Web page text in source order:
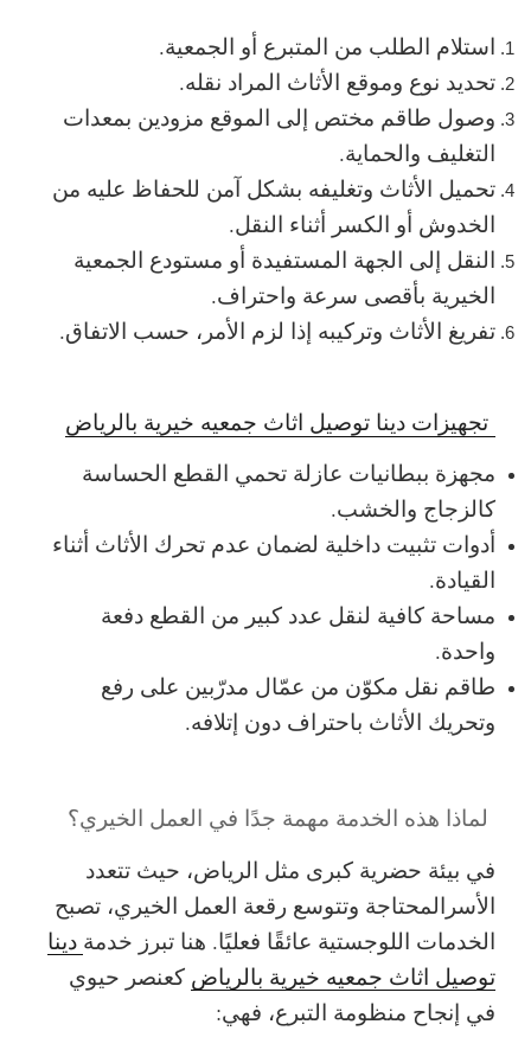
استلام الطلب من المتبرع أو الجمعية.
تحديد نوع وموقع الأثاث المراد نقله.
وصول طاقم مختص إلى الموقع مزودين بمعدات
التغليف والحماية.
تحميل الأثاث وتغليفه بشكل آمن للحفاظ عليه من
الخدوش أو الكسر أثناء النقل.
النقل إلى الجهة المستفيدة أو مستودع الجمعية
الخيرية بأقصى سرعة واحتراف.
تفريغ الأثاث وتركيبه إذا لزم الأمر، حسب الاتفاق.
تجهيزات دينا توصيل اثاث جمعيه خيرية بالرياض
مجهزة ببطانيات عازلة تحمي القطع الحساسة
كالزجاج والخشب.
أدوات تثبيت داخلية لضمان عدم تحرك الأثاث أثناء
القيادة.
مساحة كافية لنقل عدد كبير من القطع دفعة
واحدة.
طاقم نقل مكوّن من عمّال مدرّبين على رفع
وتحريك الأثاث باحتراف دون إتلافه.
لماذا هذه الخدمة مهمة جدًا في العمل الخيري؟
في بيئة حضرية كبرى مثل الرياض، حيث تتعدد
الأسرالمحتاجة وتتوسع رقعة العمل الخيري، تصبح
الخدمات اللوجستية عائقًا فعليًا. هنا تبرز خدمة دينا
توصيل اثاث جمعيه خيرية بالرياض كعنصر حيوي
في إنجاح منظومة التبرع، فهي: